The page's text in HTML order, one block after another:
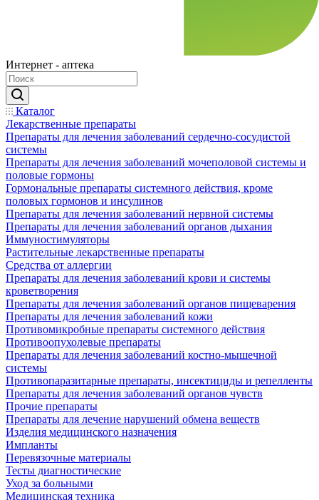
Интернет - аптека
Каталог
Лекарственные препараты
Препараты для лечения заболеваний сердечно-сосудистой
системы
Препараты для лечения заболеваний мочеполовой системы и
половые гормоны
Гормональные препараты системного действия, кроме
половых гормонов и инсулинов
Препараты для лечения заболеваний нервной системы
Препараты для лечения заболеваний органов дыхания
Иммуностимуляторы
Растительные лекарственные препараты
Средства от аллергии
Препараты для лечения заболеваний крови и системы
кроветворения
Препараты для лечения заболеваний органов пищеварения
Препараты для лечения заболеваний кожи
Противомикробные препараты системного действия
Противоопухолевые препараты
Препараты для лечения заболеваний костно-мышечной
системы
Противопаразитарные препараты, инсектициды и репелленты
Препараты для лечения заболеваний органов чувств
Прочие препараты
Препараты для лечение нарушений обмена веществ
Изделия медицинского назначения
Импланты
Перевязочные материалы
Тесты диагностические
Уход за больными
Медицинская техника